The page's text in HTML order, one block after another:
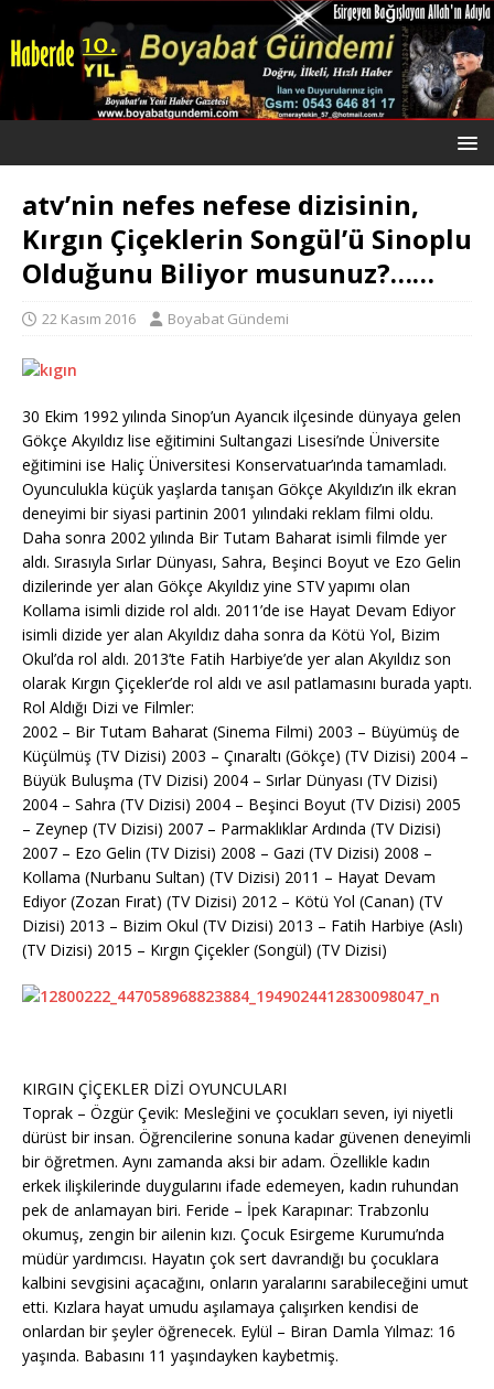
atv’nin nefes nefese dizisinin,
Kırgın Çiçeklerin Songül’ü Sinoplu
Olduğunu Biliyor musunuz?……
22 Kasım 2016 Boyabat Gündemi
30 Ekim 1992 yılında Sinop’un Ayancık ilçesinde dünyaya gelen
Gökçe Akyıldız lise eğitimini Sultangazi Lisesi’nde Üniversite
eğitimini ise Haliç Üniversitesi Konservatuar’ında tamamladı.
Oyunculukla küçük yaşlarda tanışan Gökçe Akyıldız’ın ilk ekran
deneyimi bir siyasi partinin 2001 yılındaki reklam filmi oldu.
Daha sonra 2002 yılında Bir Tutam Baharat isimli filmde yer
aldı. Sırasıyla Sırlar Dünyası, Sahra, Beşinci Boyut ve Ezo Gelin
dizilerinde yer alan Gökçe Akyıldız yine STV yapımı olan
Kollama isimli dizide rol aldı. 2011’de ise Hayat Devam Ediyor
isimli dizide yer alan Akyıldız daha sonra da Kötü Yol, Bizim
Okul’da rol aldı. 2013’te Fatih Harbiye’de yer alan Akyıldız son
olarak Kırgın Çiçekler’de rol aldı ve asıl patlamasını burada yaptı.
Rol Aldığı Dizi ve Filmler:
2002 – Bir Tutam Baharat (Sinema Filmi) 2003 – Büyümüş de
Küçülmüş (TV Dizisi) 2003 – Çınaraltı (Gökçe) (TV Dizisi) 2004 –
Büyük Buluşma (TV Dizisi) 2004 – Sırlar Dünyası (TV Dizisi)
2004 – Sahra (TV Dizisi) 2004 – Beşinci Boyut (TV Dizisi) 2005
– Zeynep (TV Dizisi) 2007 – Parmaklıklar Ardında (TV Dizisi)
2007 – Ezo Gelin (TV Dizisi) 2008 – Gazi (TV Dizisi) 2008 –
Kollama (Nurbanu Sultan) (TV Dizisi) 2011 – Hayat Devam
Ediyor (Zozan Fırat) (TV Dizisi) 2012 – Kötü Yol (Canan) (TV
Dizisi) 2013 – Bizim Okul (TV Dizisi) 2013 – Fatih Harbiye (Aslı)
(TV Dizisi) 2015 – Kırgın Çiçekler (Songül) (TV Dizisi)
KIRGIN ÇİÇEKLER DİZİ OYUNCULARI
Toprak – Özgür Çevik: Mesleğini ve çocukları seven, iyi niyetli
dürüst bir insan. Öğrencilerine sonuna kadar güvenen deneyimli
bir öğretmen. Aynı zamanda aksi bir adam. Özellikle kadın
erkek ilişkilerinde duygularını ifade edemeyen, kadın ruhundan
pek de anlamayan biri. Feride – İpek Karapınar: Trabzonlu
okumuş, zengin bir ailenin kızı. Çocuk Esirgeme Kurumu’nda
müdür yardımcısı. Hayatın çok sert davrandığı bu çocuklara
kalbini sevgisini açacağını, onların yaralarını sarabileceğini umut
etti. Kızlara hayat umudu aşılamaya çalışırken kendisi de
onlardan bir şeyler öğrenecek. Eylül – Biran Damla Yılmaz: 16
yaşında. Babasını 11 yaşındayken kaybetmiş.